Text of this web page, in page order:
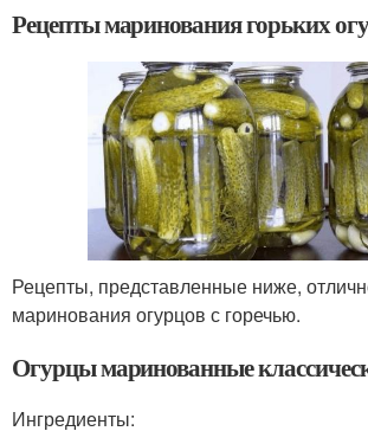
Рецепты маринования горьких
Рецепты, представленные ниже,
маринования огурцов с горечью.
Огурцы маринованные
Ингредиенты: